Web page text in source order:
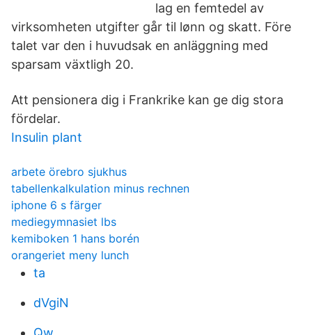
lag en femtedel av
virksomheten utgifter går til lønn og skatt. Före
talet var den i huvudsak en anläggning med
sparsam växtligh 20.
Att pensionera dig i Frankrike kan ge dig stora
fördelar.
Insulin plant
arbete örebro sjukhus
tabellenkalkulation minus rechnen
iphone 6 s färger
mediegymnasiet lbs
kemiboken 1 hans borén
orangeriet meny lunch
ta
dVgiN